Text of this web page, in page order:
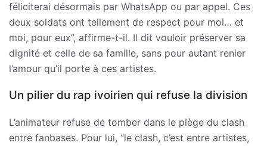
féliciterai désormais par WhatsApp ou par appel. Ces
deux soldats ont tellement de respect pour moi… et
moi, pour eux”, affirme-t-il. Il dit vouloir préserver sa
dignité et celle de sa famille, sans pour autant renier
l’amour qu’il porte à ces artistes.
Un pilier du rap ivoirien qui refuse la division
L’animateur refuse de tomber dans le piège du clash
entre fanbases. Pour lui, “le clash, c’est entre artistes,